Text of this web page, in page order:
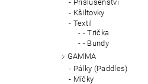
Příslušenství
Kšiltovky
Textil
- Trička
- Bundy
GAMMA
Pálky (Paddles)
Míčky